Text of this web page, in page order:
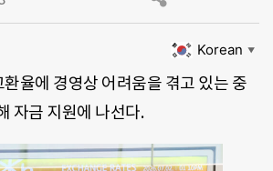
Korean ▼
율에 경영상 어려움을 겪고 있는 중
자금 지원에 나선다.